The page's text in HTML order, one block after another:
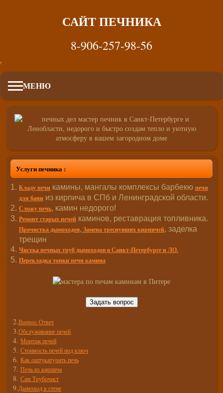
САЙТ ПЕЧНИКА
8-906-257-98-56
'
МЕНЮ
Услуги печника :
Кладу печи камины, мангалы комплексы барбекю печи
для бани из кирпича в СПб и Ленинградской области.
Сложу печь, камин недорого!
Ремонт старых печей каминов, реставрация топливника.
Прочистка дымоходов, Замена треснувших кирпичей, заделка
трещин
Чистка печных труб дымоходов в Санкт-Петербурге и ЛО.
Перекладка топки печи камина
Задать вопрос
2.Вопрос-Ответ
3.Обслуживание печей
4. Монтаж печей
5. Стоимость печей под ключ
6. Как оштукатурить печь
7. Печь из кирпича
8. Сам Трубочист
9.Дымоход в стене